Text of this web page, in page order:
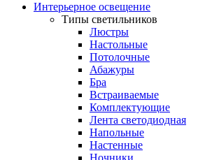
Интерьерное освещение
Типы светильников
Люстры
Настольные
Потолочные
Абажуры
Бра
Встраиваемые
Комплектующие
Лента светодиодная
Напольные
Настенные
Ночники